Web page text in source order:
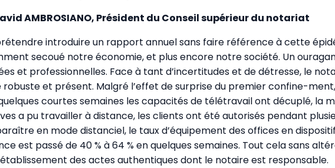
AMBROSIANO, Président du Conseil supérieur du notariat
introduire un rapport annuel sans faire référence à cette
secoué notre économie, et plus encore notre société. Un
et professionnelles. Face à tant d’incertitudes et de détresse, le
robuste et présent. Malgré l’effet de surprise du premier confine-
courtes semaines les capacités de télétravail ont décuplé, la
a pu travailler à distance, les clients ont été autorisés pendant
en mode distanciel, le taux d’équipement des offices en
est passé de 40 % à 64 % en quelques semaines. Tout cela sans
des actes authentiques dont le notaire est responsable.